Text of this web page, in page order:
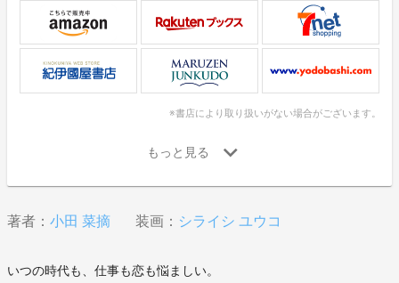
※書店により取り扱いがない場合がございます。
著者： 小田 菜摘 装画： シライシ ユウコ
いつの時代も、仕事も恋も悩ましい。